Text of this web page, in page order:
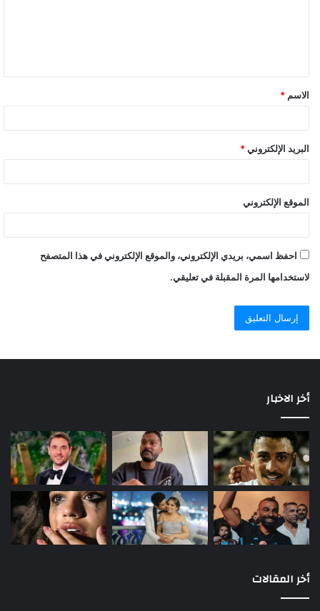
الاسم *
البريد الإلكتروني *
الموقع الإلكتروني
احفظ اسمي، بريدي الإلكتروني، والموقع الإلكتروني في هذا المتصفح
لاستخدامها المرة المقبلة في تعليقي.
أخر الاخبار
أخر المقالات